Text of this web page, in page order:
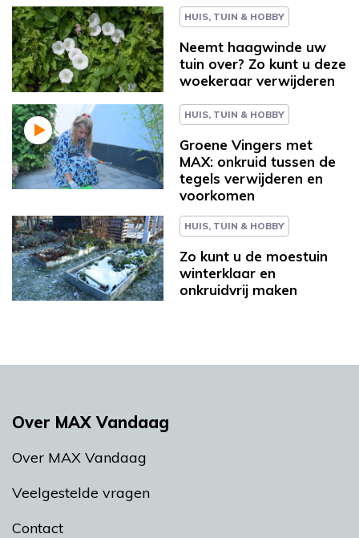
HUIS, TUIN & HOBBY
Neemt haagwinde uw
tuin over? Zo kunt u deze
woekeraar verwijderen
HUIS, TUIN & HOBBY
Groene Vingers met
MAX: onkruid tussen de
tegels verwijderen en
voorkomen
HUIS, TUIN & HOBBY
Zo kunt u de moestuin
winterklaar en
onkruidvrij maken
Over MAX Vandaag
Over MAX Vandaag
Veelgestelde vragen
Contact